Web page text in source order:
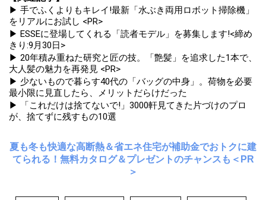
▶ 手でふくよりもキレイ!最新「水ぶき両用ロボット掃除機」
をリアルにお試し <PR>
▶ ESSEに登場してくれる「読者モデル」を募集します!<締め
きり:9月30日>
▶ 20年積み重ねた研究と匠の技。「艶髪」を追求した1本で、
大人髪の魅力を再発見 <PR>
▶ 少ないもので暮らす40代の「バッグの中身」。荷物を必要
最小限に見直したら、メリットだらけだった
▶ 「これだけは捨てないで!」3000軒見てきた片づけのプロ
が、捨てずに残すもの10選
夏も冬も快適な高断熱＆省エネ住宅が補助金でおトクに建
てられる！無料カタログ＆プレゼントのチャンスも＜PR
＞